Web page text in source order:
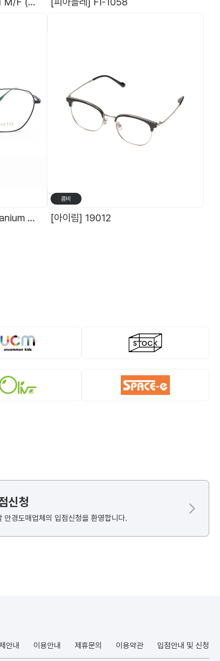
[아스텔] ASTEL 9042 Titanium 라운드스퀘어 아스텔 안경 티타늄 안경테
콤비
[아이림] 19012
신청
안경도매업체의 입점신청을 환영합니다.
안내 이용안내 제휴문의 이용약관 입점안내 및 신청